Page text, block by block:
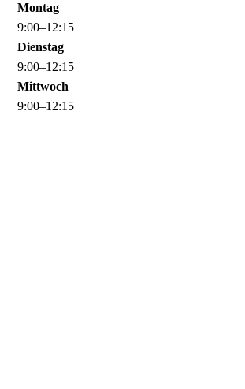
Montag
9:00–12:15
Dienstag
9:00–12:15
Mittwoch
9:00–12:15